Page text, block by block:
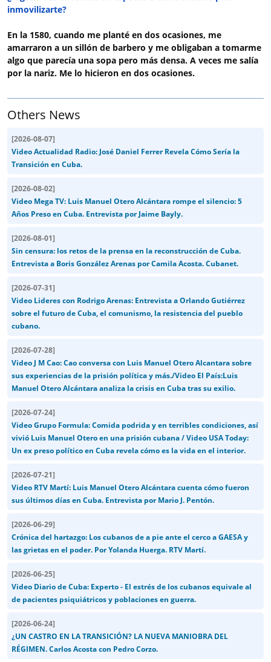
inmovilizarte?
En la 1580, cuando me planté en dos ocasiones, me
amarraron a un sillón de barbero y me obligaban a tomarme
algo que parecía una sopa pero más densa. A veces me salía
por la nariz. Me lo hicieron en dos ocasiones.
Others News
[2026-08-07]
Video Actualidad Radio: José Daniel Ferrer Revela Cómo Sería la
Transición en Cuba.
[2026-08-02]
Video Mega TV: Luis Manuel Otero Alcántara rompe el silencio: 5
Años Preso en Cuba. Entrevista por Jaime Bayly.
[2026-08-01]
Sin censura: los retos de la prensa en la reconstrucción de Cuba.
Entrevista a Boris González Arenas por Camila Acosta. Cubanet.
[2026-07-31]
Video Lideres con Rodrigo Arenas: Entrevista a Orlando Gutiérrez
sobre el futuro de Cuba, el comunismo, la resistencia del pueblo
cubano.
[2026-07-28]
Video J M Cao: Cao conversa con Luis Manuel Otero Alcantara sobre
sus experiencias de la prisión política y más./Video El País:Luis
Manuel Otero Alcántara analiza la crisis en Cuba tras su exilio.
[2026-07-24]
Video Grupo Formula: Comida podrida y en terribles condiciones, así
vivió Luis Manuel Otero en una prisión cubana / Video USA Today:
Un ex preso político en Cuba revela cómo es la vida en el interior.
[2026-07-21]
Video RTV Martí: Luis Manuel Otero Alcántara cuenta cómo fueron
sus últimos días en Cuba. Entrevista por Mario J. Pentón.
[2026-06-29]
Crónica del hartazgo: Los cubanos de a pie ante el cerco a GAESA y
las grietas en el poder. Por Yolanda Huerga. RTV Martí.
[2026-06-25]
Video Diario de Cuba: Experto - El estrés de los cubanos equivale al
de pacientes psiquiátricos y poblaciones en guerra.
[2026-06-24]
¿UN CASTRO EN LA TRANSICIÓN? LA NUEVA MANIOBRA DEL
RÉGIMEN. Carlos Acosta con Pedro Corzo.